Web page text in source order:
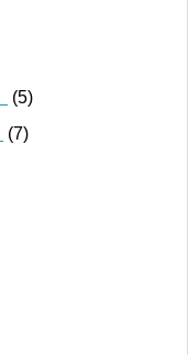
(5)
(7)